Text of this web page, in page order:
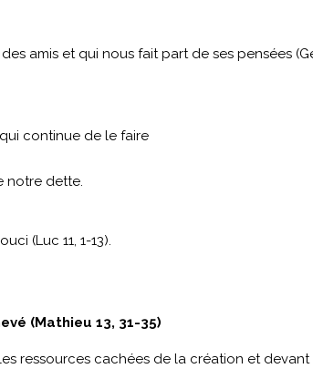
amis et qui nous fait part de ses pensées
continue de le faire
notre dette.
(Luc 11, 1-13).
(Mathieu 13, 31-35)
ressources cachées de la création et